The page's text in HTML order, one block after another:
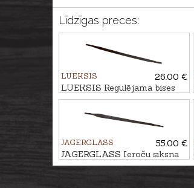
Līdzīgas preces:
LUEKSIS
26.00 €
LUEKSIS Regulējama bises
siksna ALNIS
JAGERGLASS
55.00 €
JAGERGLASS Ieroču siksna
HUNTER LUX - BRIEDIS